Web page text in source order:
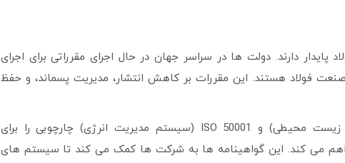
دارند. دولت ها در سراسر جهان در حال اجرای مقرراتی برای اجرای
فولاد هستند. این مقررات بر کاهش انتشار، مدیریت پسماند، و حفظ
علاوه بر این، گواهینامه هایی مانند ISO 14001 (سیستم مدیریت زیست محیطی) و ISO 50001 (سیستم مدیریت انرژی) چارچوبی را برای
فراهم می کند. این گواهینامه ها به شرکت ها کمک می کند تا سیستم های